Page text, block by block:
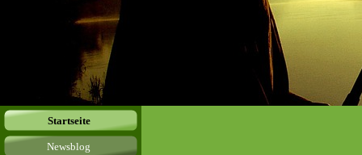
Startseite
Newsblog